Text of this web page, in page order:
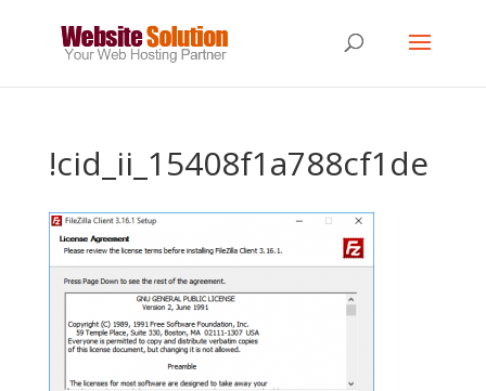
!cid_ii_15408f1a788cf1de